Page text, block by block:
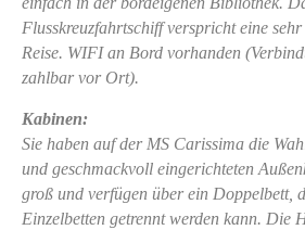
Flusskreuzfahrtschiff verspricht eine
Reise. WIFI an Bord vorhanden
zahlbar vor Ort).
Kabinen:
Sie haben auf der MS Carissima die
und geschmackvoll eingerichteten
groß und verfügen über ein Doppelbett,
Einzelbetten getrennt werden kann. Die